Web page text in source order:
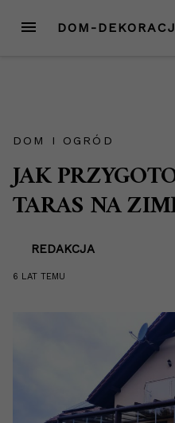
MENU DOM-
DOM I OGRÓD
JAK
TARAS NA
REDAKCJA
6 LAT TEMU